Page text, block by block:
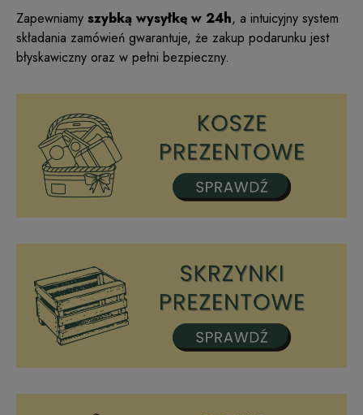
Zapewniamy szybką wysyłkę w 24h, a intuicyjny system
składania zamówień gwarantuje, że zakup podarunku jest
błyskawiczny oraz w pełni bezpieczny.